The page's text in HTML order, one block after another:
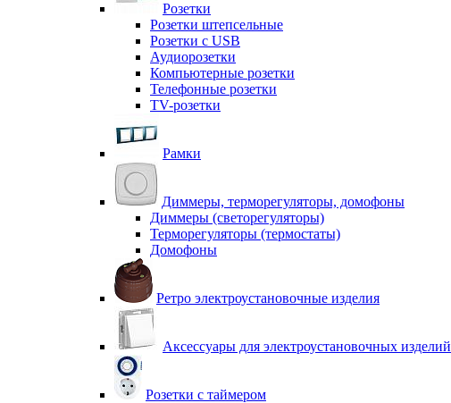
Розетки
Розетки штепсельные
Розетки с USB
Аудиорозетки
Компьютерные розетки
Телефонные розетки
TV-розетки
Рамки
Диммеры, терморегуляторы, домофоны
Диммеры (светорегуляторы)
Терморегуляторы (термостаты)
Домофоны
Ретро электроустановочные изделия
Аксессуары для электроустановочных изделий
Розетки с таймером